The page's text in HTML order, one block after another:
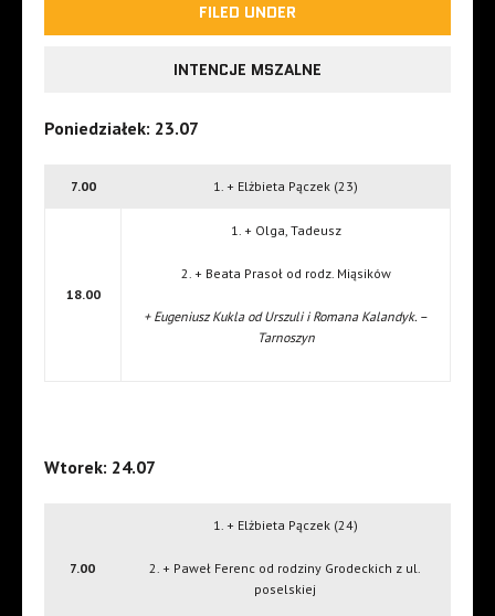
FILED UNDER
INTENCJE MSZALNE
Poniedziałek: 23.07
7.00 1. + Elżbieta Pączek (23)
18.00
1. + Olga, Tadeusz
2. + Beata Prasoł od rodz. Miąsików
+ Eugeniusz Kukla od Urszuli i Romana Kalandyk. –
Tarnoszyn
Wtorek: 24.07
7.00
1. + Elżbieta Pączek (24)
2. + Paweł Ferenc od rodziny Grodeckich z ul.
poselskiej